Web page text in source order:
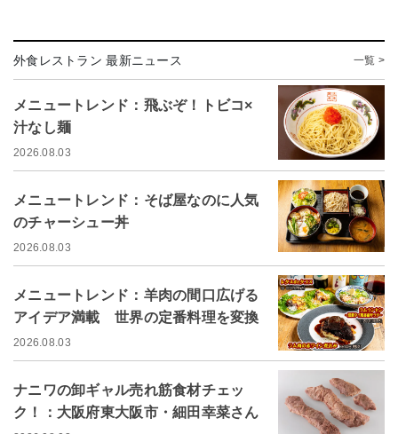
外食レストラン 最新ニュース 一覧 >
メニュートレンド：飛ぶぞ！トビコ×
汁なし麺
2026.08.03
メニュートレンド：そば屋なのに人気
のチャーシュー丼
2026.08.03
メニュートレンド：羊肉の間口広げる
アイデア満載 世界の定番料理を変換
2026.08.03
ナニワの卸ギャル売れ筋食材チェッ
ク！：大阪府東大阪市・細田幸菜さん